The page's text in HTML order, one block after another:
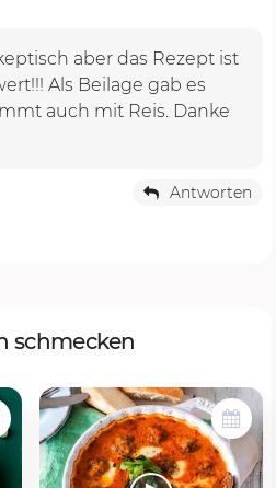
aber das Rezept ist
Als Beilage gab es
auch mit Reis. Danke
Antworten
schmecken